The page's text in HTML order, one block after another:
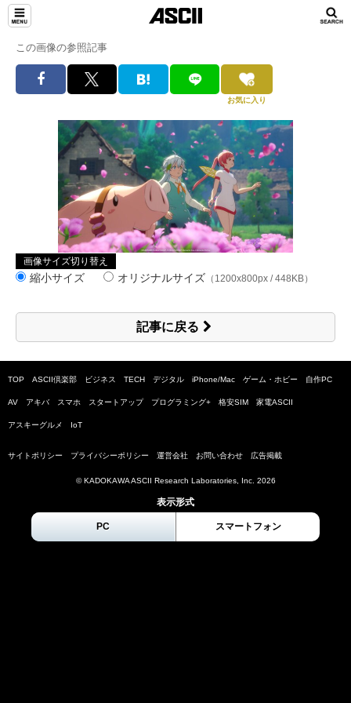
この画像の参照記事
お気に入り
画像サイズ切り替え
縮小サイズ オリジナルサイズ （1200x800px / 448KB）
記事に戻る
TOP ASCII倶楽部 ビジネス TECH デジタル iPhone/Mac ゲーム・ホビー 自作PC
AV アキバ スマホ スタートアップ プログラミング+ 格安SIM 家電ASCII
アスキーグルメ IoT
サイトポリシー プライバシーポリシー 運営会社 お問い合わせ 広告掲載
© KADOKAWA ASCII Research Laboratories, Inc. 2026
表示形式
PC スマートフォン